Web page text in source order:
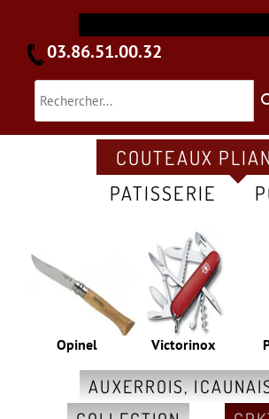
AUXERROIS,
Victorinox
Opinel
COUTEAUX
PATISSERIE
03.86.51.00.32